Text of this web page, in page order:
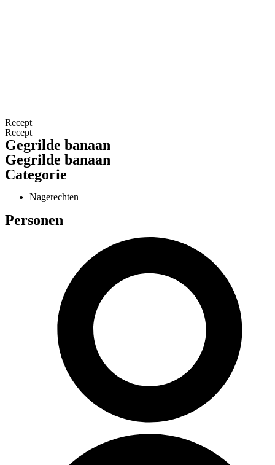
Recept
Recept
Gegrilde banaan
Gegrilde banaan
Categorie
Nagerechten
Personen